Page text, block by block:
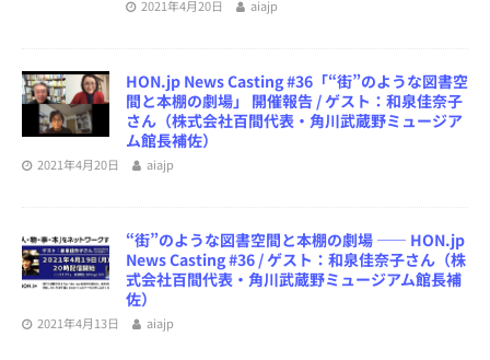
2021年4月20日 aiajp
HON.jp News Casting #36「“街”のような図書空
間と本棚の劇場」 開催報告 / ゲスト：和泉佳奈子
さん（株式会社百間代表・角川武蔵野ミュージア
ム館長補佐）
2021年4月20日 aiajp
“街”のような図書空間と本棚の劇場 ―― HON.jp
News Casting #36 / ゲスト：和泉佳奈子さん（株
式会社百間代表・角川武蔵野ミュージアム館長補
佐）
2021年4月13日 aiajp